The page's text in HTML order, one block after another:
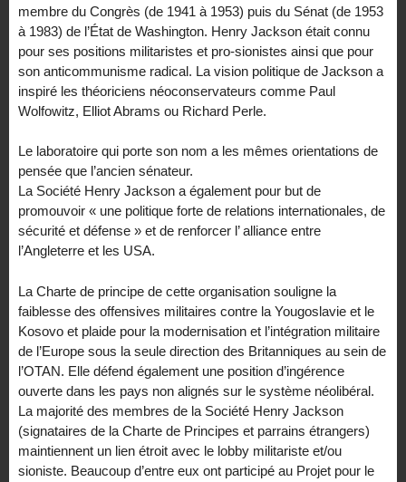
membre du Congrès (de 1941 à 1953) puis du Sénat (de 1953
à 1983) de l’État de Washington. Henry Jackson était connu
pour ses positions militaristes et pro-sionistes ainsi que pour
son anticommunisme radical. La vision politique de Jackson a
inspiré les théoriciens néoconservateurs comme Paul
Wolfowitz, Elliot Abrams ou Richard Perle.
Le laboratoire qui porte son nom a les mêmes orientations de
pensée que l’ancien sénateur.
La Société Henry Jackson a également pour but de
promouvoir « une politique forte de relations internationales, de
sécurité et défense » et de renforcer l’ alliance entre
l’Angleterre et les USA.
La Charte de principe de cette organisation souligne la
faiblesse des offensives militaires contre la Yougoslavie et le
Kosovo et plaide pour la modernisation et l’intégration militaire
de l’Europe sous la seule direction des Britanniques au sein de
l’OTAN. Elle défend également une position d’ingérence
ouverte dans les pays non alignés sur le système néolibéral.
La majorité des membres de la Société Henry Jackson
(signataires de la Charte de Principes et parrains étrangers)
maintiennent un lien étroit avec le lobby militariste et/ou
sioniste. Beaucoup d’entre eux ont participé au Projet pour le